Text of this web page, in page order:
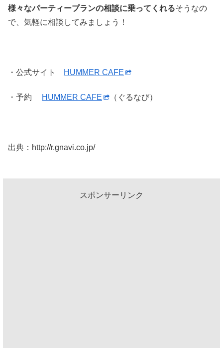
様々なパーティープランの相談に乗ってくれるそうなの
で、気軽に相談してみましょう！
・公式サイト HUMMER CAFE
・予約 HUMMER CAFE （ぐるなび）
出典：http://r.gnavi.co.jp/
スポンサーリンク